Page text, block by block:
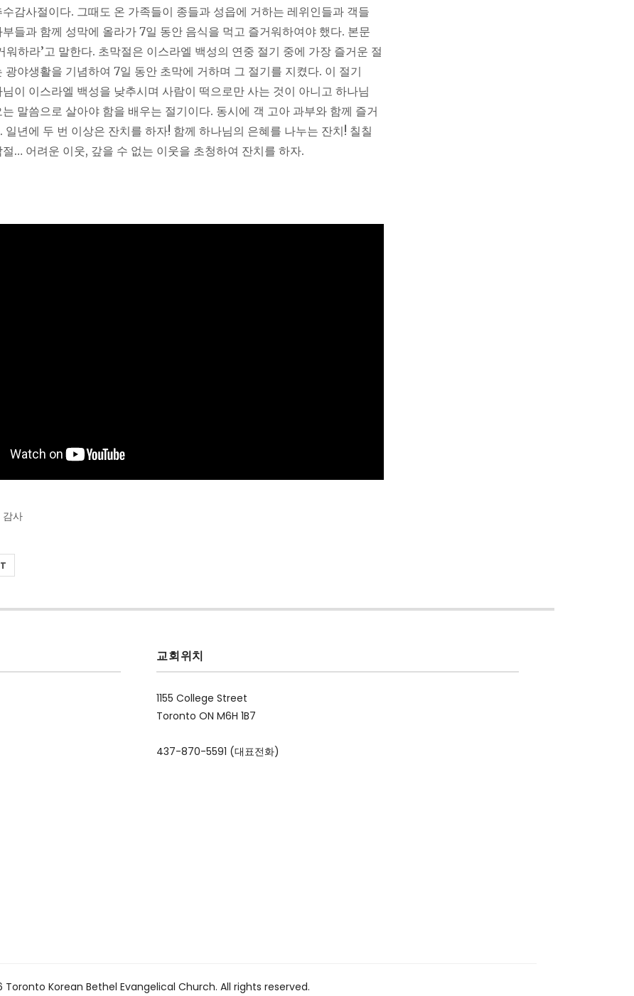
감사절이다. 그때도 온 가족들이 종들과 성읍에 거하는 레위인들과 객들
들과 함께 성막에 올라가 7일 동안 음식을 먹고 즐거워하여야 했다. 본문
워하라’고 말한다. 초막절은 이스라엘 백성의 연중 절기 중에 가장 즐거운 절
광야생활을 기념하여 7일 동안 초막에 거하며 그 절기를 지켰다. 이 절기
이 이스라엘 백성을 낮추시며 사람이 떡으로만 사는 것이 아니고 하나님
말씀으로 살아야 함을 배우는 절기이다. 동시에 객 고아 과부와 함께 즐거
일년에 두 번 이상은 잔치를 하자! 함께 하나님의 은혜를 나누는 잔치! 칠칠
… 어려운 이웃, 갚을 수 없는 이웃을 초청하여 잔치를 하자.
감사
교회위치
1155 College Street
Toronto ON M6H 1B7
437-870-5591 (대표전화)
Toronto Korean Bethel Evangelical Church. All rights reserved.